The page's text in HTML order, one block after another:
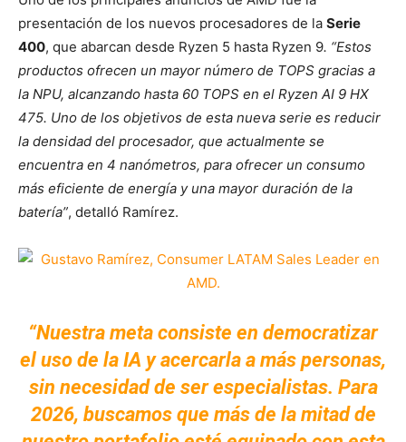
presentación de los nuevos procesadores de la Serie
400, que abarcan desde Ryzen 5 hasta Ryzen 9. “Estos
productos ofrecen un mayor número de TOPS gracias a
la NPU, alcanzando hasta 60 TOPS en el Ryzen AI 9 HX
475. Uno de los objetivos de esta nueva serie es reducir
la densidad del procesador, que actualmente se
encuentra en 4 nanómetros, para ofrecer un consumo
más eficiente de energía y una mayor duración de la
batería”, detalló Ramírez.
“Nuestra meta consiste en democratizar
el uso de la IA y acercarla a más personas,
sin necesidad de ser especialistas. Para
2026, buscamos que más de la mitad de